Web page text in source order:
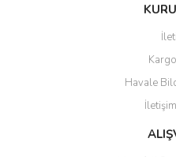
Bu ürüne ilk
Ürün resmi kalitesiz, bozuk
Ürün açıklamasında eksik
Ürün bilgilerinde hatalar
Ürün fiyatı diğer sitelerden
Havale